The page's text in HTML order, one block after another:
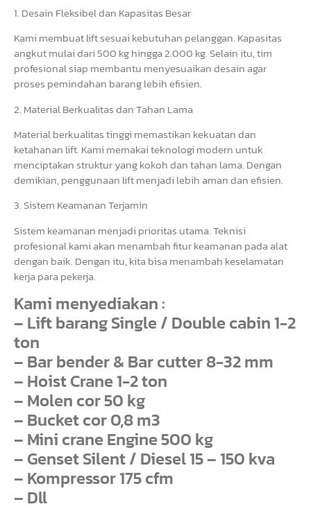
1. Desain Fleksibel dan Kapasitas Besar
Kami membuat lift sesuai kebutuhan pelanggan. Kapasitas
angkut mulai dari 500 kg hingga 2.000 kg. Selain itu, tim
profesional siap membantu menyesuaikan desain agar
proses pemindahan barang lebih efisien.
2. Material Berkualitas dan Tahan Lama
Material berkualitas tinggi memastikan kekuatan dan
ketahanan lift. Kami memakai teknologi modern untuk
menciptakan struktur yang kokoh dan tahan lama. Dengan
demikian, penggunaan lift menjadi lebih aman dan efisien.
3. Sistem Keamanan Terjamin
Sistem keamanan menjadi prioritas utama. Teknisi
profesional kami akan menambah fitur keamanan pada alat
dengan baik. Dengan itu, kita bisa menambah keselamatan
kerja para pekerja.
Kami menyediakan :
– Lift barang Single / Double cabin 1-2
ton
– Bar bender & Bar cutter 8-32 mm
– Hoist Crane 1-2 ton
– Molen cor 50 kg
– Bucket cor 0,8 m3
– Mini crane Engine 500 kg
– Genset Silent / Diesel 15 – 150 kva
– Kompressor 175 cfm
– Dll